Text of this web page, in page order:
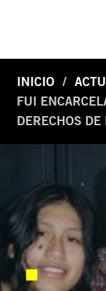
INICIO
FUI
DERECHOS